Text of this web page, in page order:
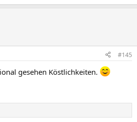
#145
gesehen Köstlichkeiten.